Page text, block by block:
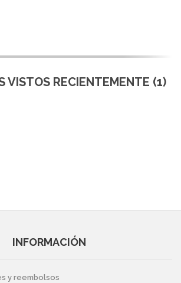
VISTOS RECIENTEMENTE (1)
INFORMACIÓN
y reembolsos